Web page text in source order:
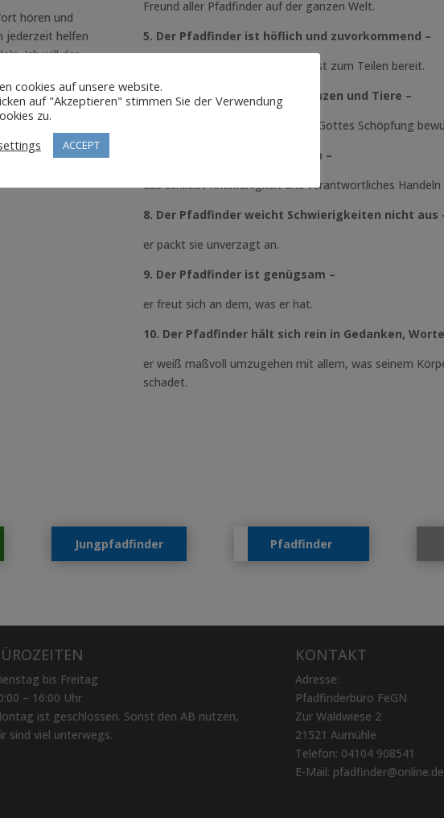
hören und
jederzeit helfen
Ich will das
Freund aller Pfadfinder auf der ganzen Welt.
5. Der Pfadfinder ist höflich und zuvorkommend –
er weiß sich zu beherrschen und ist zum Teilen bereit.
6. Der Pfadfinder schützt Pflanzen und Tiere –
er ist sich der Verantwortung für Gottes Schöpfung
7. Der Pfadfinder ist gehorsam –
das schließt Kritikfähigkeit und verantwortliches Handeln
8. Der Pfadfinder weicht Schwierigkeiten nicht aus
er packt sie unverzagt an.
9. Der Pfadfinder ist genügsam –
er freut sich an dem, was er hat.
10. Der Pfadfinder hält sich rein in Gedanken,
er weiß maßvoll umzugehen mit allem, was seinem
schadet.
Jungpfadfinder Pfadfinder
bis Freitag
– 16:00 Uhr
ist geschlossen. Sonst den AB nutzen,
ir sind viel unterwegs.
KONTAKT
Adresse:
Pfadfinderbüro FeGN
Zur Waldwiese 2
21521 Aumühle
Telefon: 04104 908541
E-Mail: pfadfinder@online.de
cookies auf unsere website.
auf "Akzeptieren" stimmen Sie der Verwendung
zu.
ACCEPT